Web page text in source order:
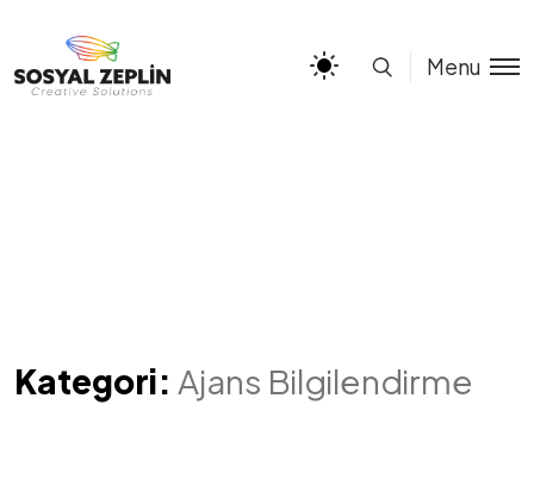
Menu
Kategori: Ajans Bilgilendirme